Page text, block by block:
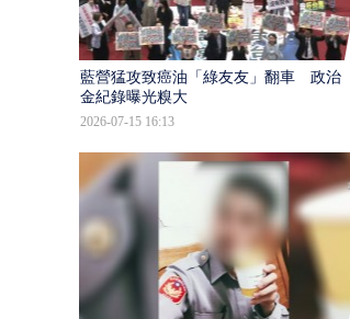
藍營猛攻致癌油「綠友友」翻車 政治獻
金紀錄曝光糗大
2026-07-15 16:13